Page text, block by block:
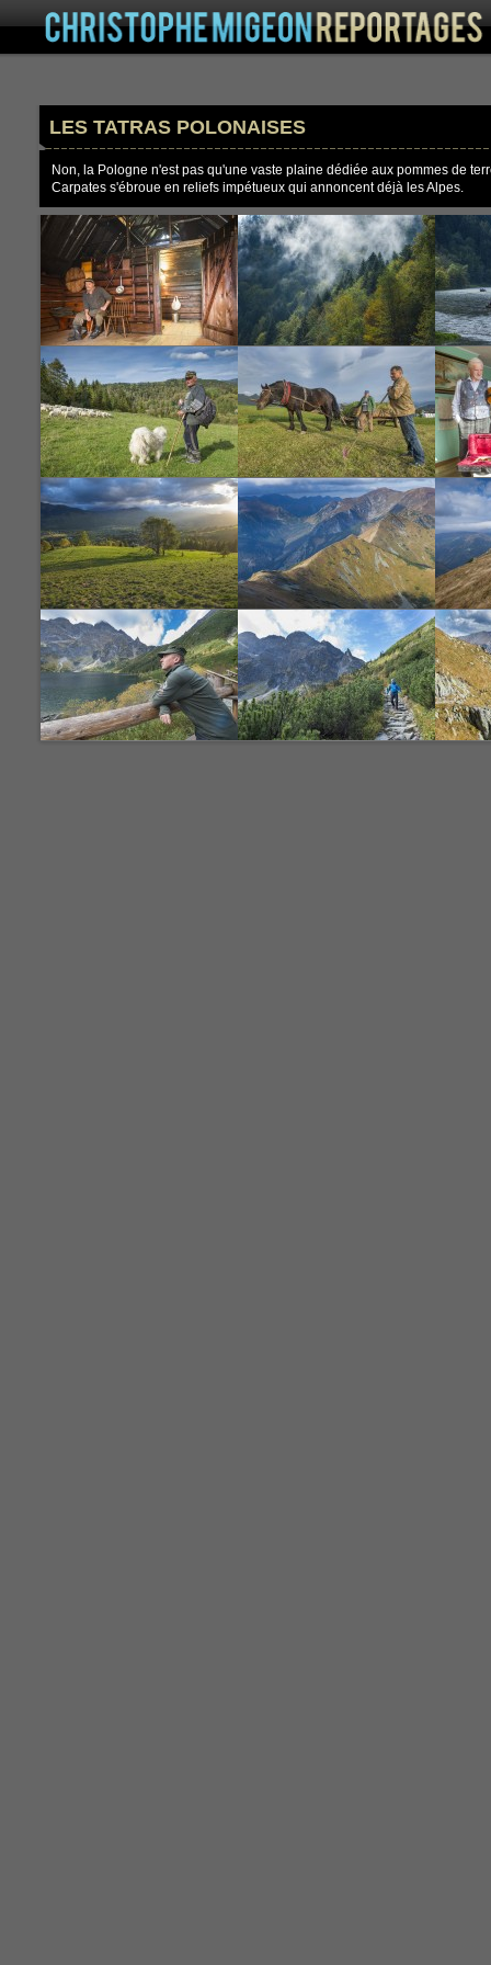
LES TATRAS POLONAISES
Non, la Pologne n'est pas qu'une vaste plaine dédiée aux pommes de
Carpates s'ébroue en reliefs impétueux qui annoncent déjà les Alpes.